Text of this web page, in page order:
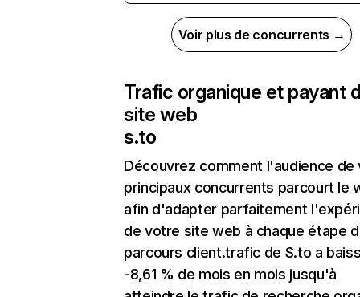
Voir plus de concurrents →
Trafic organique et payant
site web
s.to
Découvrez comment l'audience de
principaux concurrents parcourt le
afin d'adapter parfaitement
de votre site web à chaque étape
parcours client.trafic de S.to a
-8,61 % de mois en mois jusqu'à